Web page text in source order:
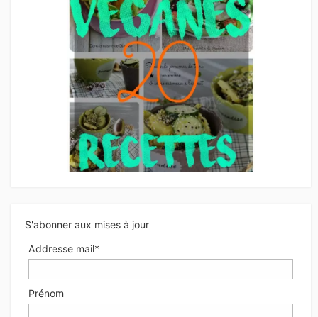
S'abonner aux mises à jour
Addresse mail*
Prénom